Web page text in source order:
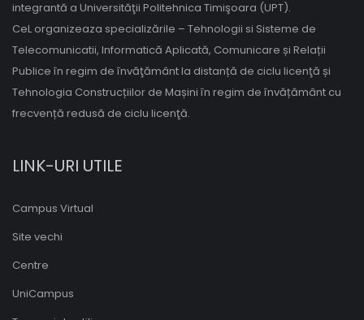
integrantă a Universităţii Politehnica Timişoara (UPT).
CeL organizeaza specializările – Tehnologii si Sisteme de
Telecomunicatii, Informatică Aplicată, Comunicare și Relații
Publice în regim de învăţământ la distanță de ciclu licenţă și
Tehnologia Construcțiilor de Mașini în regim de învățământ cu
frecvență redusă de ciclu licenţă.
LINK-URI UTILE
Campus Virtual
Site vechi
Centre
UniCampus